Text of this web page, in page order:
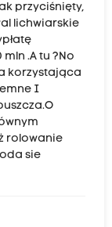
przyciśnięty,
lichwiarskie
.A tu ?No
korzystająca
I
rolowanie
sie